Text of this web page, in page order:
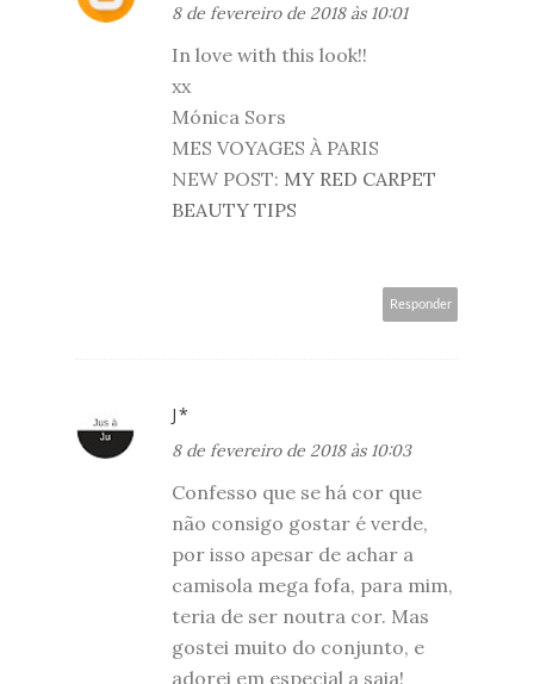
8 de fevereiro de 2018 às 10:01
In love with this look!!
xx
Mónica Sors
MES VOYAGES À PARIS
NEW POST: MY RED CARPET
BEAUTY TIPS
Responder
J*
8 de fevereiro de 2018 às 10:03
Confesso que se há cor que
não consigo gostar é verde,
por isso apesar de achar a
camisola mega fofa, para mim,
teria de ser noutra cor. Mas
gostei muito do conjunto, e
adorei em especial a saia!